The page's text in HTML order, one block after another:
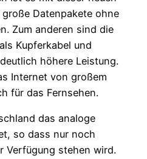
Datenpakete ohne
Zum anderen sind die
Kupferkabel und
höhere Leistung.
Internet von großem
für das Fernsehen.
das analoge
so dass nur noch
Verfügung stehen wird.